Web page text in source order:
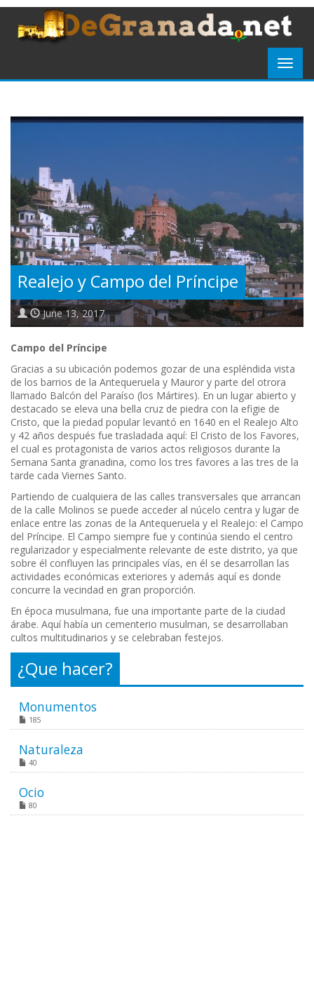
Realejo y Campo del Príncipe
June 13, 2017
Campo del Príncipe
Gracias a su ubicación podemos gozar de una espléndida vista
de los barrios de la Antequeruela y Mauror y parte del otrora
llamado Balcón del Paraíso (los Mártires). En un lugar abierto y
destacado se eleva una bella cruz de piedra con la efigie de
Cristo, que la piedad popular levantó en 1640 en el Realejo Alto
y 42 años después fue trasladada aquí: El Cristo de los Favores,
el cual es protagonista de varios actos religiosos durante la
Semana Santa granadina, como los tres favores a las tres de la
tarde cada Viernes Santo.
Partiendo de cualquiera de las calles transversales que arrancan
de la calle Molinos se puede acceder al núcelo centra y lugar de
enlace entre las zonas de la Antequeruela y el Realejo: el Campo
del Príncipe. El Campo siempre fue y continúa siendo el centro
regularizador y especialmente relevante de este distrito, ya que
sobre él confluyen las principales vías, en él se desarrollan las
actividades económicas exteriores y además aquí es donde
concurre la vecindad en gran proporción.
En época musulmana, fue una importante parte de la ciudad
árabe. Aquí había un cementerio musulman, se desarrollaban
cultos multitudinarios y se celebraban festejos.
¿Que hacer?
Monumentos
185
Naturaleza
40
Ocio
80